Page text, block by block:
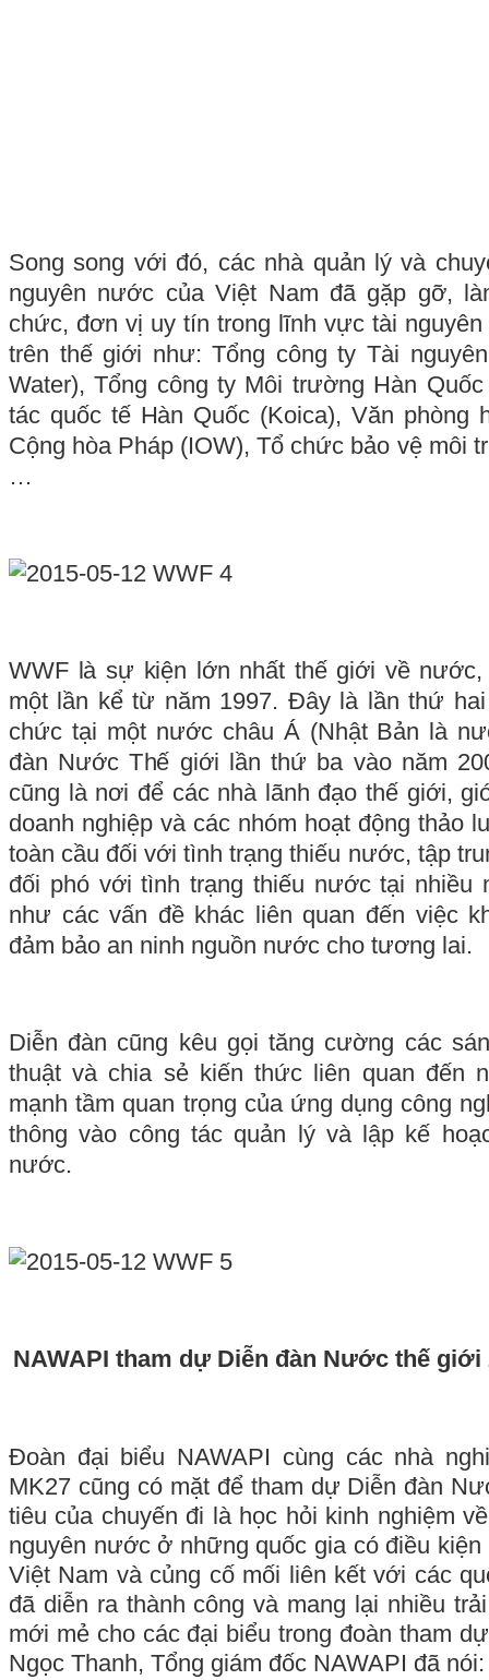
Song song với đó, các nhà quản lý và
nguyên nước của Việt Nam đã gặp gỡ,
chức, đơn vị uy tín trong lĩnh vực tài
trên thế giới như: Tổng công ty Tài
Water), Tổng công ty Môi trường Hàn
tác quốc tế Hàn Quốc (Koica), Văn phòng
Cộng hòa Pháp (IOW), Tổ chức bảo vệ môi
…
WWF là sự kiện lớn nhất thế giới về
một lần kể từ năm 1997. Đây là lần thứ
chức tại một nước châu Á (Nhật Bản là
đàn Nước Thế giới lần thứ ba vào năm
cũng là nơi để các nhà lãnh đạo thế giới,
doanh nghiệp và các nhóm hoạt động thảo
toàn cầu đối với tình trạng thiếu nước, tập
đối phó với tình trạng thiếu nước tại nhiều
như các vấn đề khác liên quan đến việc
đảm bảo an ninh nguồn nước cho tương lai.
Diễn đàn cũng kêu gọi tăng cường các
thuật và chia sẻ kiến thức liên quan đến
mạnh tầm quan trọng của ứng dụng công
thông vào công tác quản lý và lập kế
nước.
NAWAPI tham dự Diễn đàn Nước thế giới
Đoàn đại biểu NAWAPI cùng các nhà
MK27 cũng có mặt để tham dự Diễn đàn
tiêu của chuyến đi là học hỏi kinh nghiệm
nguyên nước ở những quốc gia có điều
Việt Nam và củng cố mối liên kết với các
đã diễn ra thành công và mang lại nhiều
mới mẻ cho các đại biểu trong đoàn tham
Ngọc Thanh, Tổng giám đốc NAWAPI đã